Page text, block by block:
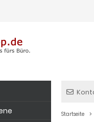
Startseite